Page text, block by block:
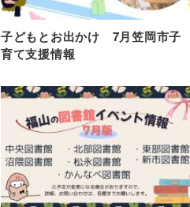
子どもとお出かけ 7月笠岡市子
育て支援情報